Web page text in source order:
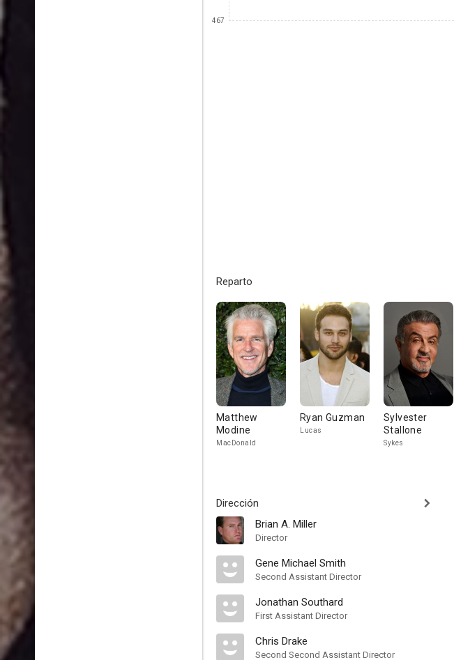
467
Reparto
Matthew
Modine
MacDonald
Ryan Guzman
Lucas
Sylvester
Stallone
Sykes
Dirección
Brian A. Miller
Director
Gene Michael Smith
Second Assistant Director
Jonathan Southard
First Assistant Director
Chris Drake
Second Second Assistant Director